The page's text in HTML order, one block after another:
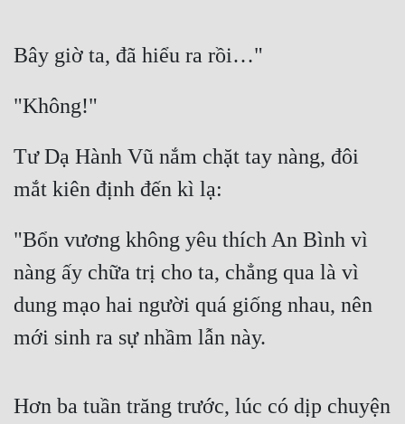
Bây giờ ta, đã hiểu ra rồi…"
"Không!"
Tư Dạ Hành Vũ nắm chặt tay nàng, đôi
mắt kiên định đến kì lạ:
"Bổn vương không yêu thích An Bình vì
nàng ấy chữa trị cho ta, chẳng qua là vì
dung mạo hai người quá giống nhau, nên
mới sinh ra sự nhầm lẫn này.
Hơn ba tuần trăng trước, lúc có dịp chuyện